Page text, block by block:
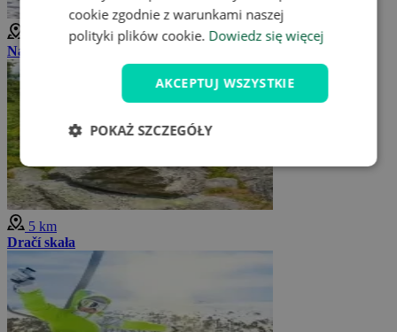
Narciarstwo w Rudawach
5 km
Dračí skała
cookie zgodnie z warunkami naszej
polityki plików cookie. Dowiedz się więcej
AKCEPTUJ WSZYSTKIE
POKAŻ SZCZEGÓŁY